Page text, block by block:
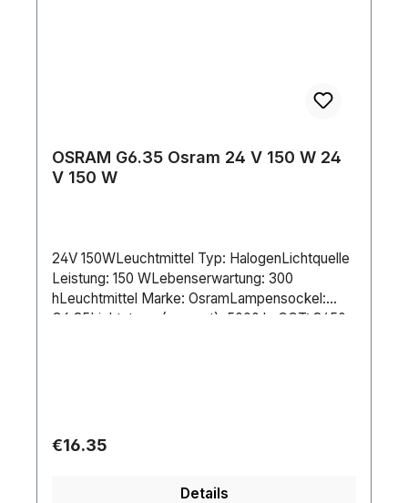
OSRAM G6.35 Osram 24 V 150 W 24
V 150 W
24V 150WLeuchtmittel Typ: HalogenLichtquelle
Leistung: 150 WLebenserwartung: 300
hLeuchtmittel Marke: OsramLampensockel:
G6.35Lichtstrom (gesamt): 5000 lmCCT: 3450
Regular price:
€16.35
Details